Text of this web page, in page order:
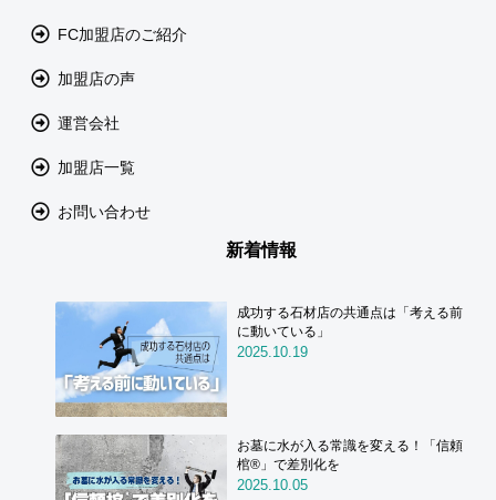
FC加盟店のご紹介
加盟店の声
運営会社
加盟店一覧
お問い合わせ
新着情報
成功する石材店の共通点は「考える前
に動いている」
2025.10.19
お墓に水が入る常識を変える！「信頼
棺®」で差別化を
2025.10.05